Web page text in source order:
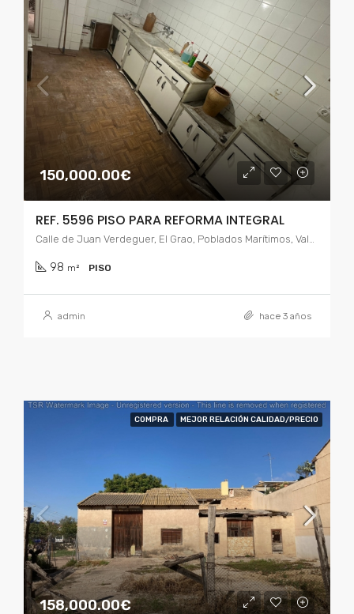
150,000.00€
REF. 5596 PISO PARA REFORMA INTEGRAL
Calle de Juan Verdeguer, El Grao, Poblados Marítimos, Valencia, Comarca de Valencia, Valencia, Comunidad Valenciana, 46024, España
98 m² PISO
admin hace 3 años
COMPRA MEJOR RELACIÓN CALIDAD/PRECIO
158,000.00€